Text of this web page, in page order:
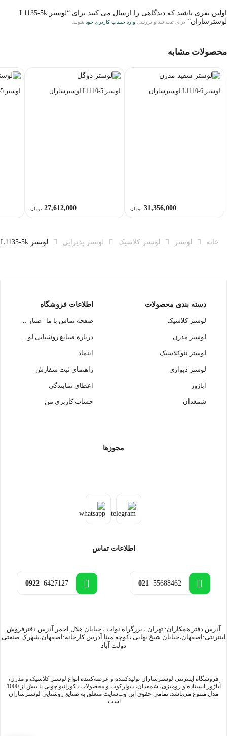
اولین نفری باشید که دیدگاهی را ارسال می کنید برای “لوستر L1135-5k
لوسترسازان” برای ثبت نقد و بررسی وارد حساب کاربری خود شوید.
محصولات مشابه
لوستر L1110-6 لوسترسازان
31,356,000 تومان
لوستر L1110-5 لوسترسازان
27,612,000 تومان
لوستر L1127-5 لوسترسازان
خانه لوستر لوستر کلاسیک لوستر پذیرایی لوستر L1135-5k لوسترسازان
دسته بندی محصولات
لوستر کلاسیک
لوستر مدرن
لوستر نئوکلاسیک
لوستر دیواری
آباژور
شمعدان
اطلاعات فروشگاه
صفحه تماس با ما | صنایع
درباره صنایع روشنایی
اینماد
راهنمای ثبت سفارش
اعطای نمایندگی
حساب کاربری من
مجوزها
اطلاعات تماس
021 55688462
0922 6427127
آدرس دفتر همکاران: تهران ، بزرگراه نواب ، خیابان هلال احمر آدرس دفترفروش
اینترنتی:اصفهان،خیابان شیخ بهایی ،کوچه مینا آدرس کارخانه:اصفهان،شهرک صنعتی
دولت آباد
فروشگاه اینترنتی لوسترسازان تولیدکننده و عرضه‌کننده انواع لوستر کلاسیک و مدرن،
آباژور ایستاده و رومیزی، شمعدان، دیوارکوب و محصولات دکوراتیو چوبی با بیش از 1000
مدل متنوع می‌باشد. تمامی حقوق این وب‌سایت متعلق به صنایع روشنایی لوسترسازان
است.